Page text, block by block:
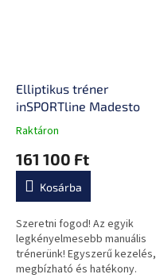
Elliptikus tréner
inSPORTline Madesto
A
átlagos
értékelése
0,0
csillag.
Raktáron
161 100 Ft
Kosárba
Szeretni fogod! Az egyik
legkényelmesebb manuális
trénerünk! Egyszerű kezelés,
megbízható és hatékony.